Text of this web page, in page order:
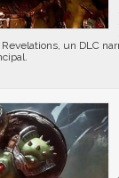
un DLC